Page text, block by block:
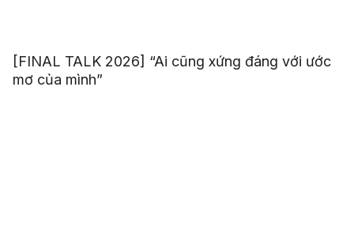
[FINAL TALK 2026] “Ai cũng xứng đáng với ước
mơ của mình”